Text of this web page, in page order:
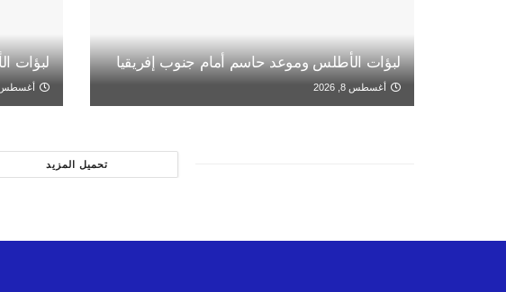
لبؤات الأطلس وموعد حاسم أمام جنوب إفريقيا
أغسطس 8, 2026
لبؤات
أغسطس 8,
تحميل المزيد